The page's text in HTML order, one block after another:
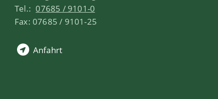
Tel.: 07685 / 9101-0
Fax: 07685 / 9101-25
Anfahrt